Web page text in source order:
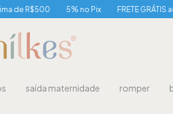
5% no Pix FRETE GRÁTIS acima de
saída maternidade romper